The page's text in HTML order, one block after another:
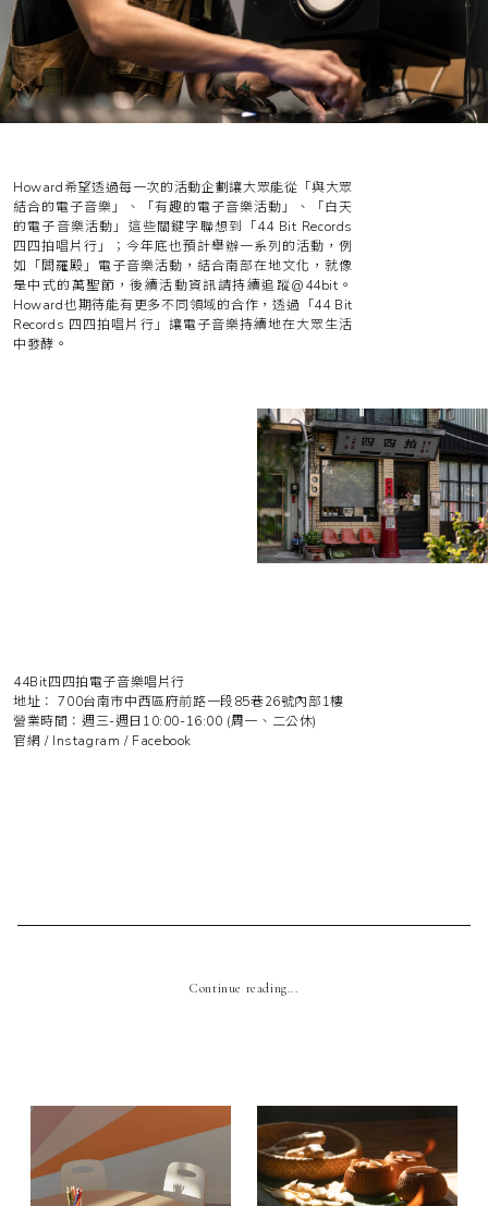
Howard希望透過每一次的活動企劃讓大眾能從「與大眾
結合的電子音樂」、「有趣的電子音樂活動」、「白天
的電子音樂活動」這些關鍵字聯想到「44 Bit Records
四四拍唱片行」；今年底也預計舉辦一系列的活動，例
如「閻羅殿」電子音樂活動，結合南部在地文化，就像
是中式的萬聖節，後續活動資訊請持續追蹤@44bit 。
Howard也期待能有更多不同領域的合作，透過「44 Bit
Records 四四拍唱片行」讓電子音樂持續地在大眾生活
中發酵。
44Bit四四拍電子音樂唱片行
地址： 700台南市中西區府前路一段85巷26號內部1樓
營業時間：週三-週日10:00-16:00 (周一、二公休)
官網 / Instagram / Facebook
Continue reading...